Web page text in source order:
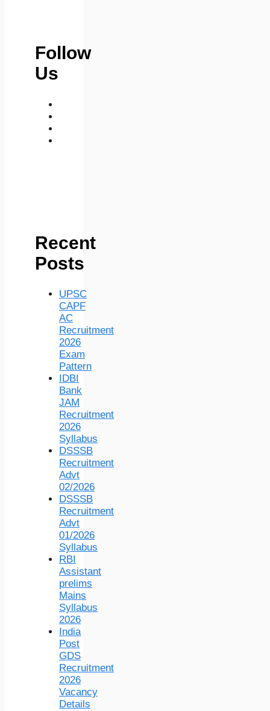
Follow
Us
Recent
Posts
UPSC
CAPF
AC
Recruitment
2026
Exam
Pattern
IDBI
Bank
JAM
Recruitment
2026
Syllabus
DSSSB
Recruitment
Advt
02/2026
DSSSB
Recruitment
Advt
01/2026
Syllabus
RBI
Assistant
prelims
Mains
Syllabus
2026
India
Post
GDS
Recruitment
2026
Vacancy
Details